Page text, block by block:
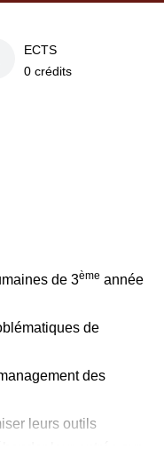
ECTS
0 crédits
de 3ème année
de
des
leurs outils